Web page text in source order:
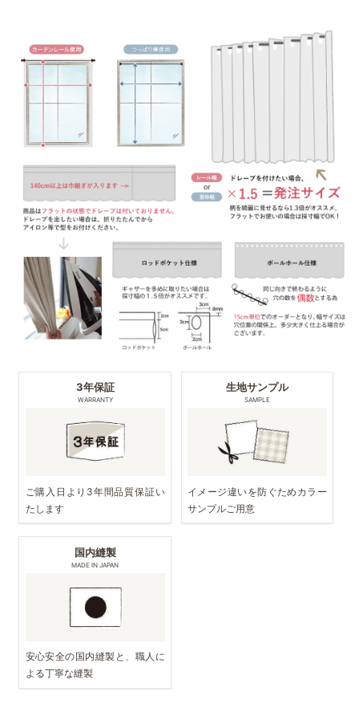
3年保証
WARRANTY
ご購入日より3年間品質保証い
たします
生地サンプル
SAMPLE
イメージ違いを防ぐためカラー
サンプルご用意
国内縫製
MADE IN JAPAN
安心安全の国内縫製と、職人に
よる丁寧な縫製